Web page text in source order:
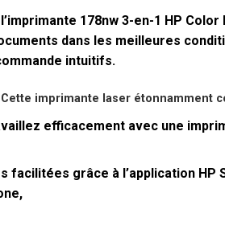
imprimante 178nw 3-en-1 HP
dans les meilleures
intuitifs.
Cette imprimante laser étonnamment
efficacement avec une
facilitées grâce à l’application HP